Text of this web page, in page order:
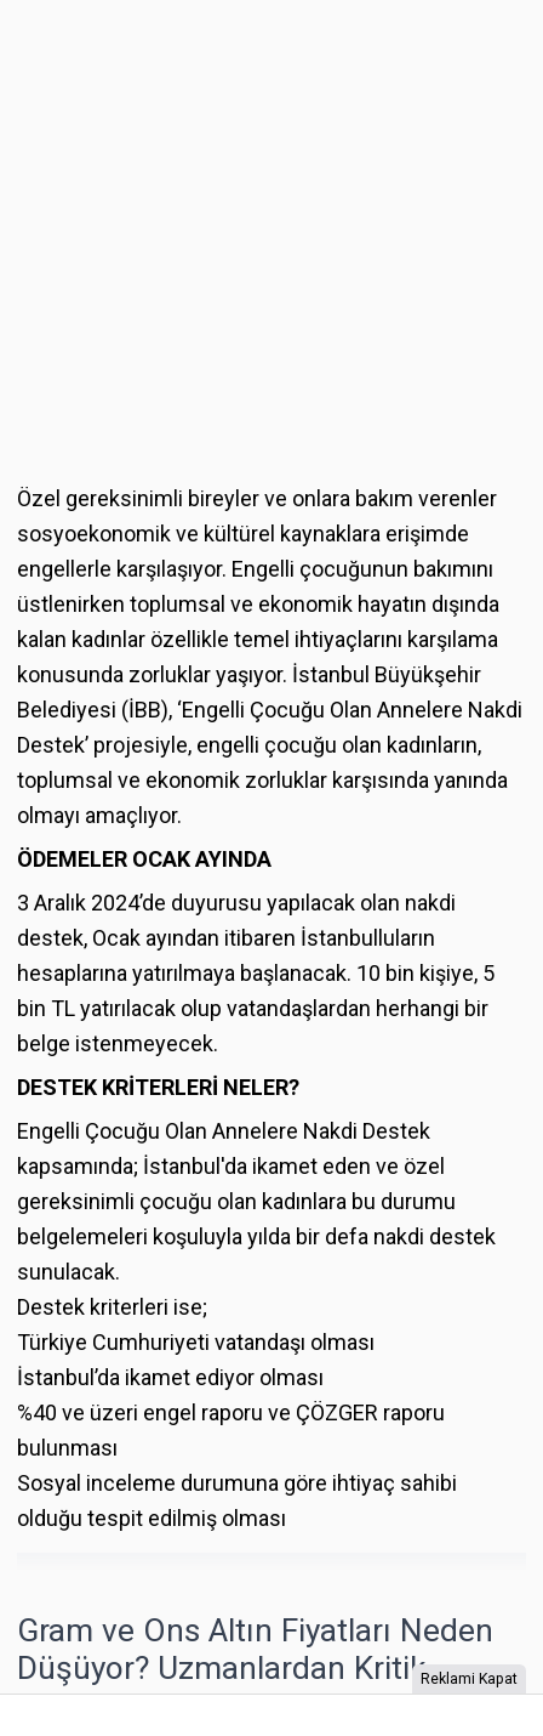
Özel gereksinimli bireyler ve onlara bakım verenler
sosyoekonomik ve kültürel kaynaklara erişimde
engellerle karşılaşıyor. Engelli çocuğunun bakımını
üstlenirken toplumsal ve ekonomik hayatın dışında
kalan kadınlar özellikle temel ihtiyaçlarını karşılama
konusunda zorluklar yaşıyor. İstanbul Büyükşehir
Belediyesi (İBB), ‘Engelli Çocuğu Olan Annelere Nakdi
Destek’ projesiyle, engelli çocuğu olan kadınların,
toplumsal ve ekonomik zorluklar karşısında yanında
olmayı amaçlıyor.
ÖDEMELER OCAK AYINDA
3 Aralık 2024’de duyurusu yapılacak olan nakdi
destek, Ocak ayından itibaren İstanbulluların
hesaplarına yatırılmaya başlanacak. 10 bin kişiye, 5
bin TL yatırılacak olup vatandaşlardan herhangi bir
belge istenmeyecek.
DESTEK KRİTERLERİ NELER?
Engelli Çocuğu Olan Annelere Nakdi Destek
kapsamında; İstanbul'da ikamet eden ve özel
gereksinimli çocuğu olan kadınlara bu durumu
belgelemeleri koşuluyla yılda bir defa nakdi destek
sunulacak.
Destek kriterleri ise;
Türkiye Cumhuriyeti vatandaşı olması
İstanbul’da ikamet ediyor olması
%40 ve üzeri engel raporu ve ÇÖZGER raporu
bulunması
Sosyal inceleme durumuna göre ihtiyaç sahibi
olduğu tespit edilmiş olması
Gram ve Ons Altın Fiyatları Neden
Düşüyor? Uzmanlardan Kritik
Uyarılar!
Reklami Kapat